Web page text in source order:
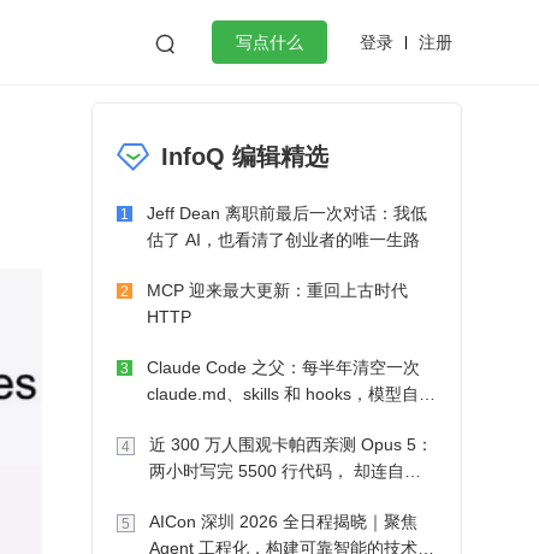
 写点什么 登录 注册
作
微服务架构 flutter
InfoQ 编辑精选
1
Jeff Dean 离职前最后一次对话：我低
估了 AI，也看清了创业者的唯一生路
2
MCP 迎来最大更新：重回上古时代
HTTP
3
Claude Code 之父：每半年清空一次
claude.md、skills 和 hooks，模型自己
4
近 300 万人围观卡帕西亲测 Opus 5：
两小时写完 5500 行代码， 却连自己
5
AICon 深圳 2026 全日程揭晓｜聚焦
Agent 工程化，构建可靠智能的技术路